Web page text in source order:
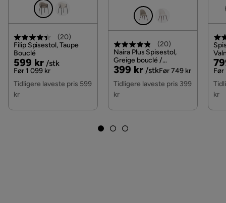
(20)
Filip Spisestol, Taupe
Bouclé
Pris
599 kr /stk
Original
Pris
Før 1 099 kr
Tidligere laveste pris 599
kr
(20)
Naira Plus Spisestol,
Greige bouclé /
Metallben valnøtt
Pris
399 kr /stk
Original
Pris
Før 749 kr
Tidligere laveste pris 399
kr
Før
kr